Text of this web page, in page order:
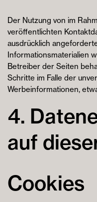
Der Nutzung von im
veröffentlichten
ausdrücklich
Informationsmaterialien
Betreiber der Seiten
Schritte im Falle der
Werbeinformationen,
4.
auf
Cookies